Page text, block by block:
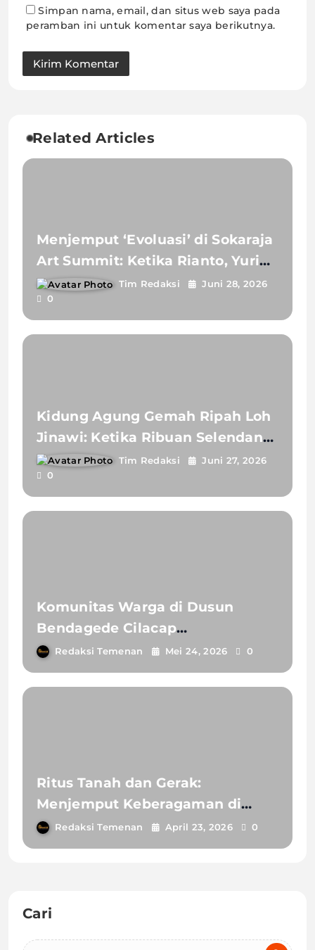
Simpan nama, email, dan situs web saya pada
peramban ini untuk komentar saya berikutnya.
Related Articles
Menjemput ‘Evoluasi’ di Sokaraja
Art Summit: Ketika Rianto, Yurika
dan Para Seniman Menyapa Jiwa-
Jiwa Egaliter
Tim Redaksi
Juni 28, 2026
0
Kidung Agung Gemah Ripah Loh
Jinawi: Ketika Ribuan Selendang
Lengger Menari Merawat Bumi
Banyumas
Tim Redaksi
Juni 27, 2026
0
Komunitas Warga di Dusun
Bendagede Cilacap
Kolaborasikan Barzanji, Calung
dan Wayang
Redaksi Temenan Mei 24, 2026 0
Ritus Tanah dan Gerak:
Menjemput Keberagaman di
Banyumas Ngibing Menari 24
Jam 2026
Redaksi Temenan April 23, 2026 0
Cari